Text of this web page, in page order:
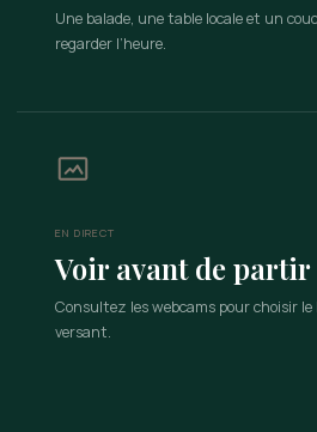
Une balade, une table locale et un
regarder l’heure.
EN DIRECT
Voir avant de partir
Consultez les webcams pour choisir
versant.